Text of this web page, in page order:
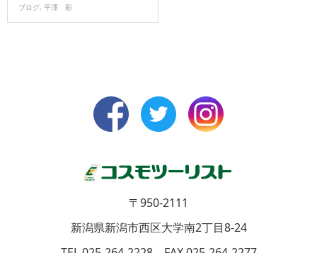
ブログ, 平澤 彩
〒950-2111
新潟県新潟市西区大学南2丁目8-24